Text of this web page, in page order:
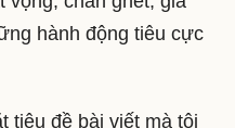
hành động tiêu cực
tiêu đề bài viết mà tôi